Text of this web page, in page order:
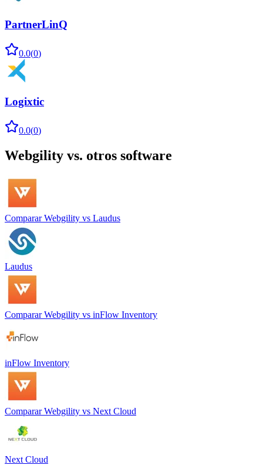
PartnerLinQ
0.0(0)
Logixtic
0.0(0)
Webgility vs. otros software
Comparar Webgility vs Laudus
Laudus
Comparar Webgility vs inFlow Inventory
inFlow Inventory
Comparar Webgility vs Next Cloud
Next Cloud